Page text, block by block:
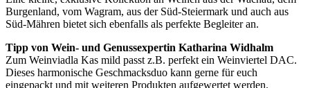
Burgenland, vom Wagram, aus der Süd-Steiermark und auch aus
Süd-Mähren bietet sich ebenfalls als perfekte Begleiter an.
Tipp von Wein- und Genussexpertin Katharina Widhalm
Zum Weinviadla Kas mild passt z.B. perfekt ein Weinviertel DAC.
Dieses harmonische Geschmacksduo kann gerne für euch
eingepackt und mit weiteren Produkten aufgewertet werden.